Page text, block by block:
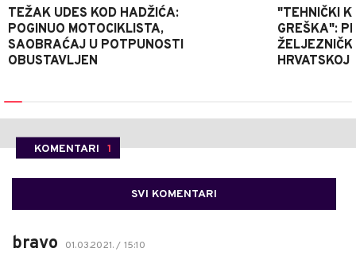
TEŽAK UDES KOD HADŽIĆA:
POGINUO MOTOCIKLISTA,
SAOBRAĆAJ U POTPUNOSTI
OBUSTAVLJEN
"TEHNIČKI
GREŠKA":
HRVATSKOJ
KOMENTARI 1
SVI KOMENTARI
bravo 01.03.2021. / 15:10